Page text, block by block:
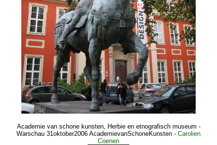
Academie van schone kunsten, Herbie en etnografisch museum -
Warschau 31oktober2006 AcademievanSchoneKunsten - Carolien
Coenen